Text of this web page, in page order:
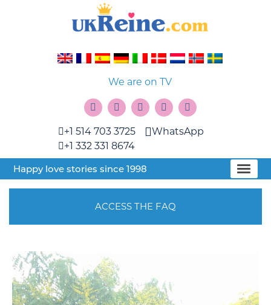
We are on TV
+1 514 703 3725
+1 332 331 8674
WhatsApp
Happy love stories since 1998
ACCESS THE FAQ